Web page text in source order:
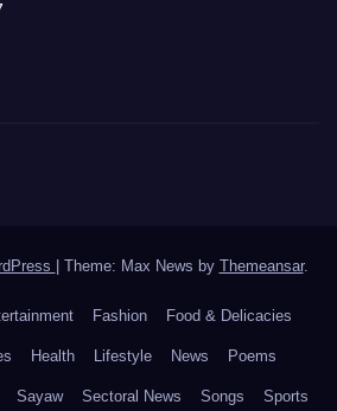
Theme: Max News by Themeansar.
Fashion Food & Delicacies
Health Lifestyle News Poems
Sayaw Sectoral News Songs Sports